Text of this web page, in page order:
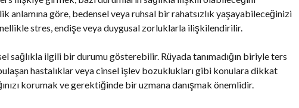
anlamına göre, bedensel veya ruhsal bir rahatsızlık yaşayabileceğinizi
stres, endişe veya duygusal zorluklarla ilişkilendirilir.
sağlıkla ilgili bir durumu gösterebilir. Rüyada tanımadığın biriyle ters
hastalıklar veya cinsel işlev bozuklukları gibi konulara dikkat
korumak ve gerektiğinde bir uzmana danışmak önemlidir.